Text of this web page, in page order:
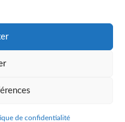
de confidentialité
données personnelles
vous sur la page
Anne Vonthron